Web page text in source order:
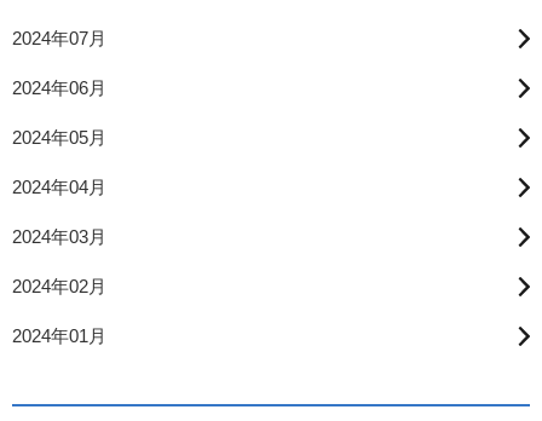
2024年07月
2024年06月
2024年05月
2024年04月
2024年03月
2024年02月
2024年01月